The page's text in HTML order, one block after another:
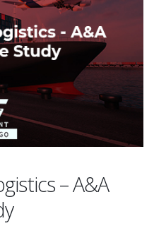
– A&A